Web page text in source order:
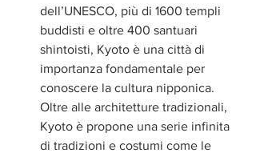
dell’UNESCO, più di 1600 templi
buddisti e oltre 400 santuari
shintoisti, Kyoto è una città di
importanza fondamentale per
conoscere la cultura nipponica.
Oltre alle architetture tradizionali,
Kyoto è propone una serie infinita
di tradizioni e costumi come le